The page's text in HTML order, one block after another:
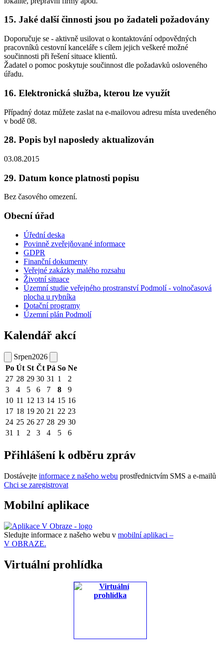
15. Jaké další činnosti jsou po žadateli požadovány
Doporučuje se - aktivně usilovat o kontaktování odpovědných
pracovníků cestovní kanceláře s cílem jejich veškeré možné
součinnosti při řešení situace klientů.
Žadatel o pomoc poskytuje součinnost dle požadavků osloveného
úřadu.
16. Elektronická služba, kterou lze využít
Případný dotaz můžete zaslat na e-mailovou adresu místa uvedeného
v bodě 08.
28. Popis byl naposledy aktualizován
03.08.2015
29. Datum konce platnosti popisu
Bez časového omezení.
Obecní úřad
Úřední deska
Povinně zveřejňované informace
GDPR
Finanční dokumenty
Veřejné zakázky malého rozsahu
Životní situace
Územní studie veřejného prostranství Podmolí - volnočasová
plocha u rybníka
Dotační programy
Územní plán Podmolí
Kalendář akcí
Srpen2026
Po Út St Čt Pá So Ne
27 28 29 30 31 1
2
3
4 5 6 7 8
9
10 11 12 13 14 15 16
17 18 19 20 21 22 23
24 25 26 27 28 29 30
31 1 2 3 4 5 6
Přihlášení k odběru zpráv
Dostávejte informace z našeho webu prostřednictvím SMS a e-mailů
Chci se zaregistrovat
Mobilní aplikace
Sledujte informace z našeho webu v mobilní aplikaci –
V OBRAZE.
Virtuální prohlídka